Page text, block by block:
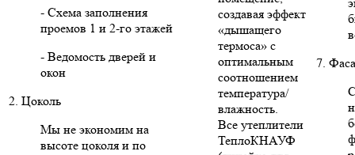
- Схема заполнения
проемов 1 и 2-го этажей
- Ведомость дверей и
окон
2. Цоколь
Мы не экономим на
высоте цоколя и по
создавая эффект
«дышащего
термоса» с
оптимальным
соотношением
температура/
влажность.
Все утеплители
ТеплоКНАУФ
7.